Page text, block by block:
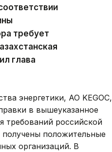
требует
глава
энергетики, АО KEGOC,
в вышеуказанное
требований российской
положительные
организаций. В